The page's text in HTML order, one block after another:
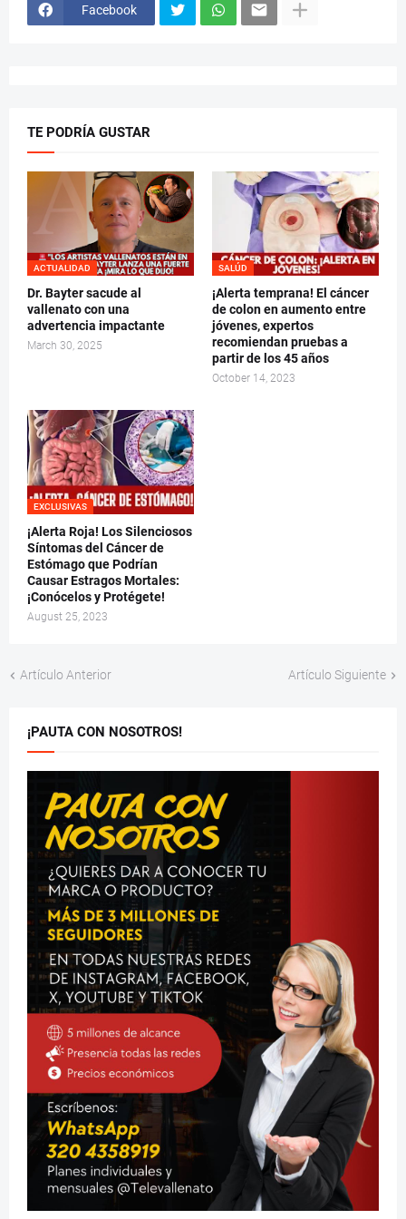
Facebook
TE PODRÍA GUSTAR
ACTUALIDAD
Dr. Bayter sacude al
vallenato con una
advertencia impactante
March 30, 2025
SALÚD
¡Alerta temprana! El cáncer
de colon en aumento entre
jóvenes, expertos
recomiendan pruebas a
partir de los 45 años
October 14, 2023
EXCLUSIVAS
¡Alerta Roja! Los Silenciosos
Síntomas del Cáncer de
Estómago que Podrían
Causar Estragos Mortales:
¡Conócelos y Protégete!
August 25, 2023
Artículo Anterior Artículo Siguiente
¡PAUTA CON NOSOTROS!